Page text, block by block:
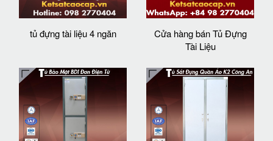
tủ đựng tài liệu 4 ngăn
Cửa hàng bán Tủ Đựng
Tài Liệu